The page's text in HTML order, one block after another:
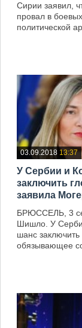
Сирии заявил,
провал в
политической
03.09.2018 13:37
У Сербии и
заключить
заявила
БРЮССЕЛЬ, 3
Шишло. У
шанс
обязывающее